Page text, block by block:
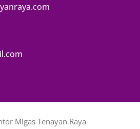
Migas Tenayan Raya